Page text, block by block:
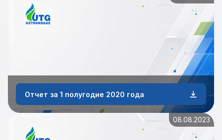
Отчет за 1 полугодие 2020 года
08.08.2023